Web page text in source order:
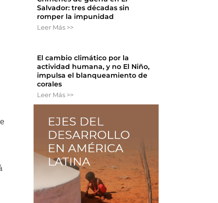
Salvador: tres décadas sin
romper la impunidad
Leer Más >>
El cambio climático por la
actividad humana, y no El Niño,
impulsa el blanqueamiento de
corales
Leer Más >>